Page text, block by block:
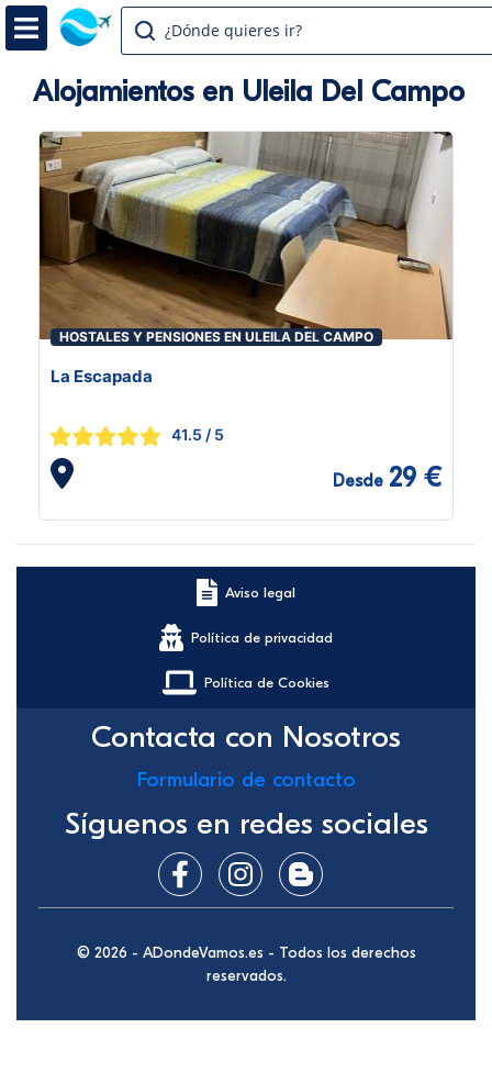
¿Dónde quieres ir?
Alojamientos en Uleila Del Campo
HOSTALES Y PENSIONES EN ULEILA DEL CAMPO
La Escapada
41.5 / 5
Desde 29 €
Aviso legal
Política de privacidad
Política de Cookies
Contacta con Nosotros
Formulario de contacto
Síguenos en redes sociales
© 2026 - ADondeVamos.es - Todos los derechos
reservados.